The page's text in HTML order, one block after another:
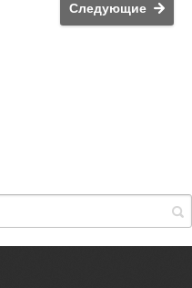
Следующие